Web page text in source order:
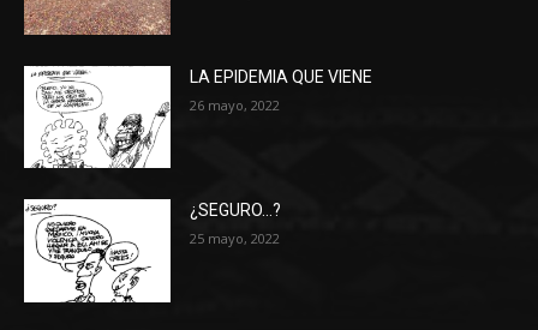
LA EPIDEMIA QUE VIENE
26 mayo, 2022
¿SEGURO…?
25 mayo, 2022